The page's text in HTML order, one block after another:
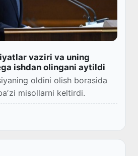
vaziri va uning
ishdan olingani aytildi
oldini olish borasida
misollarni keltirdi.